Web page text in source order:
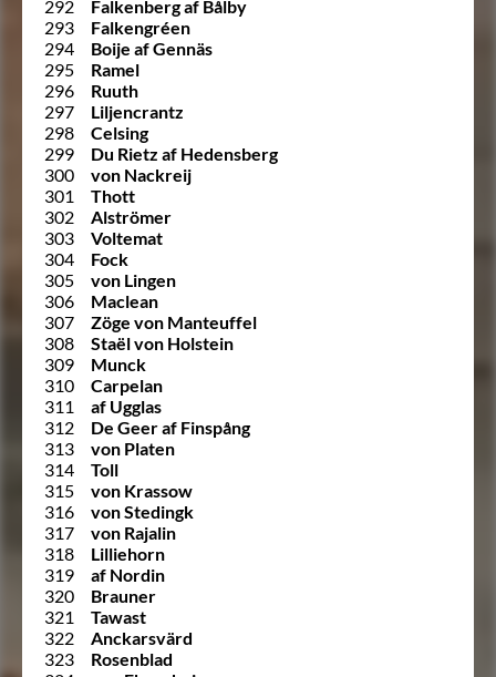
292
Falkenberg af Bålby
293
Falkengréen
294
Boije af Gennäs
295
Ramel
296
Ruuth
297
Liljencrantz
298
Celsing
299
Du Rietz af Hedensberg
300
von Nackreij
301
Thott
302
Alströmer
303
Voltemat
304
Fock
305
von Lingen
306
Maclean
307
Zöge von Manteuffel
308
Staël von Holstein
309
Munck
310
Carpelan
311
af Ugglas
312
De Geer af Finspång
313
von Platen
314
Toll
315
von Krassow
316
von Stedingk
317
von Rajalin
318
Lilliehorn
319
af Nordin
320
Brauner
321
Tawast
322
Anckarsvärd
323
Rosenblad